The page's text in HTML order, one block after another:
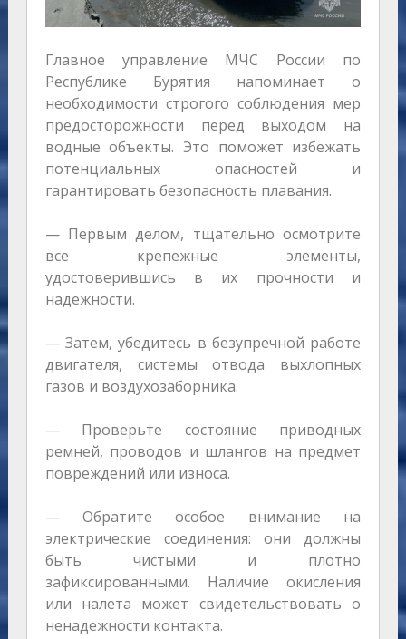
Главное управление МЧС России по
Республике Бурятия напоминает о
необходимости строгого соблюдения мер
предосторожности перед выходом на
водные объекты. Это поможет избежать
потенциальных опасностей и
гарантировать безопасность плавания.
— Первым делом, тщательно осмотрите
все крепежные элементы,
удостоверившись в их прочности и
надежности.
— Затем, убедитесь в безупречной работе
двигателя, системы отвода выхлопных
газов и воздухозаборника.
— Проверьте состояние приводных
ремней, проводов и шлангов на предмет
повреждений или износа.
— Обратите особое внимание на
электрические соединения: они должны
быть чистыми и плотно
зафиксированными. Наличие окисления
или налета может свидетельствовать о
ненадежности контакта.